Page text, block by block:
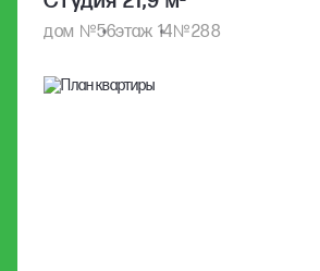
дом №56этаж 14№288